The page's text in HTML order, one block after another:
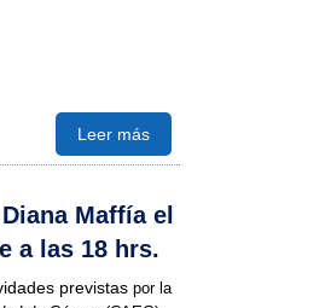
Leer más
Maffía el
a las 18 hrs.
previstaspor la